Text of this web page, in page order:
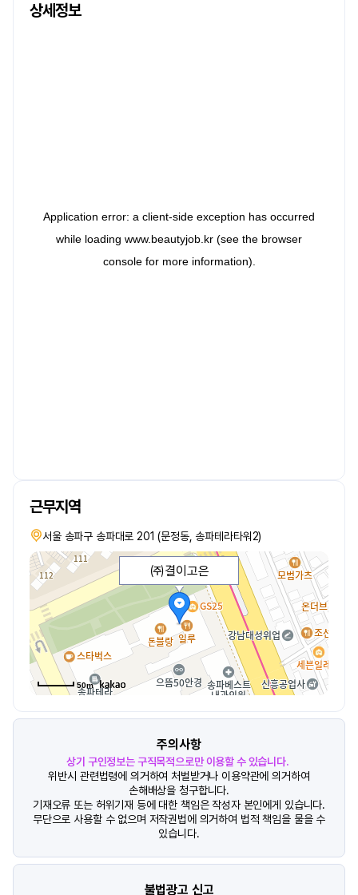
상세정보
근무지역
서울 송파구 송파대로 201 (문정동, 송파테라타워2)
㈜결이고은
50m
주의사항
상기 구인정보는 구직목적으로만 이용할 수 있습니다.
위반시 관련법령에 의거하여 처벌받거나 이용약관에 의거하여
손해배상을 청구합니다.
기재오류 또는 허위기재 등에 대한 책임은 작성자 본인에게 있습니다.
무단으로 사용할 수 없으며 저작권법에 의거하여 법적 책임을 물을 수
있습니다.
불법광고 신고